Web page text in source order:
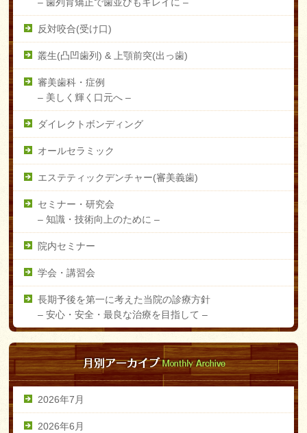
反対咬合(受け口)
叢生(凸凹歯列) & 上顎前突(出っ歯)
審美歯科・症例
– 美しく輝く口元へ –
ダイレクトボンディング
オールセラミック
エステティックデンチャー(審美義歯)
セミナー・研究会
–知識・技術向上のために –
院内セミナー
学会・講習会
長期予後を第一に考えた当院の診療方針
–安心・安全・最良な治療を目指して –
2026年7月
2026年6月